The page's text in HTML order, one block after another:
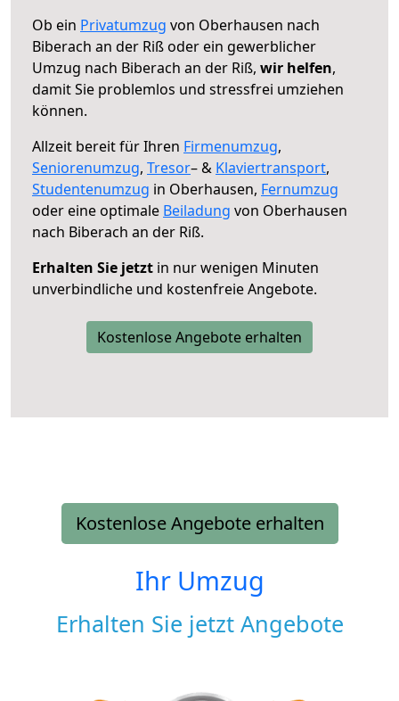
Ob ein Privatumzug von Oberhausen nach
Biberach an der Riß oder ein gewerblicher
Umzug nach Biberach an der Riß, wir helfen,
damit Sie problemlos und stressfrei umziehen
können.
Allzeit bereit für Ihren Firmenumzug,
Seniorenumzug, Tresor– & Klaviertransport,
Studentenumzug in Oberhausen, Fernumzug
oder eine optimale Beiladung von Oberhausen
nach Biberach an der Riß.
Erhalten Sie jetzt in nur wenigen Minuten
unverbindliche und kostenfreie Angebote.
Kostenlose Angebote erhalten
Kostenlose Angebote erhalten
Ihr Umzug
Erhalten Sie jetzt Angebote